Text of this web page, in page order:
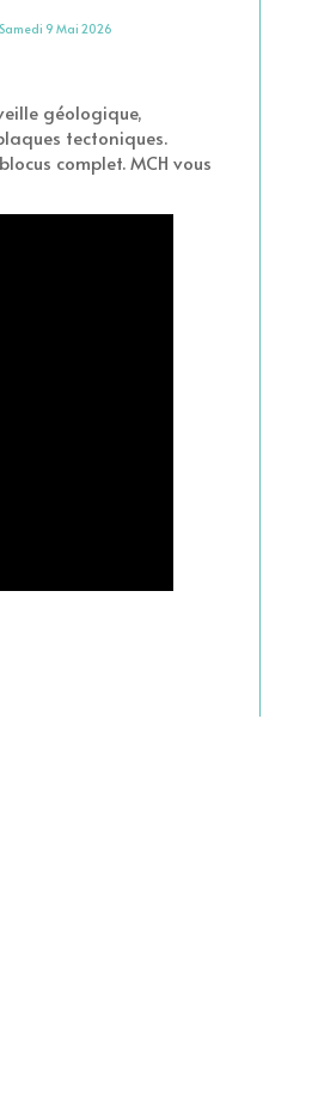
Samedi 9 Mai 2026
géologique,
tectoniques.
complet. MCH vous